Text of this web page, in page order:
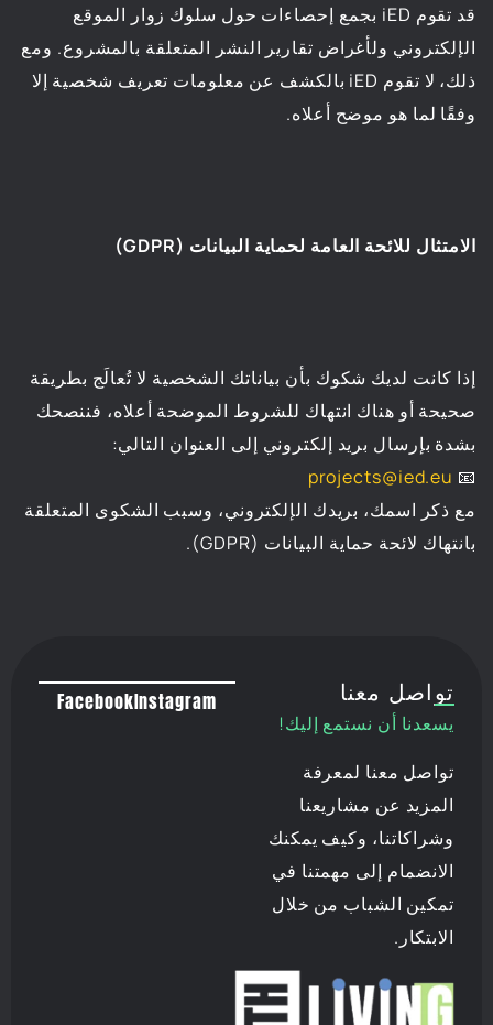
قد تقوم iED بجمع إحصاءات حول سلوك زوار الموقع
الإلكتروني ولأغراض تقارير النشر المتعلقة بالمشروع. ومع
ذلك، لا تقوم iED بالكشف عن معلومات تعريف شخصية إلا
وفقًا لما هو موضح أعلاه.
الامتثال للائحة العامة لحماية البيانات (GDPR)
إذا كانت لديك شكوك بأن بياناتك الشخصية لا تُعالَج بطريقة
صحيحة أو هناك انتهاك للشروط الموضحة أعلاه، فننصحك
بشدة بإرسال بريد إلكتروني إلى العنوان التالي:
📧
projects@ied.eu
مع ذكر اسمك، بريدك الإلكتروني، وسبب الشكوى المتعلقة
بانتهاك لائحة حماية البيانات (GDPR).
تواصل معنا
يسعدنا أن نستمع إليك!
تواصل معنا لمعرفة
المزيد عن مشاريعنا
وشراكاتنا، وكيف يمكنك
الانضمام إلى مهمتنا في
تمكين الشباب من خلال
الابتكار.
Instagram
Facebook